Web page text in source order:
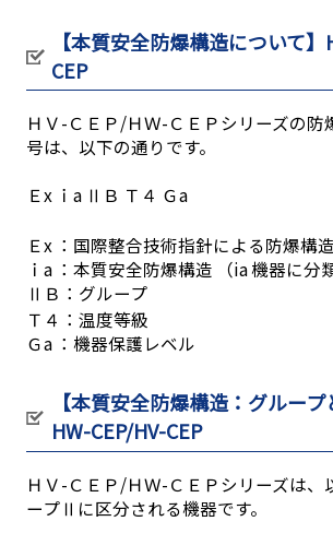
【本質安全防爆構造について
CEP
ＨＶ-ＣＥＰ/ＨＷ-ＣＥＰシリーズの防
号は、以下の通りです。
Ｅx ｉa ⅡＢ Ｔ４ Ｇa
Ｅx ：国際整合技術指針による防爆構造
ｉa ：本質安全防爆構造 （ia 機器に分類
ⅡＢ：グループ
Ｔ４：温度等級
Ｇa ：機器保護レベル
【本質安全防爆構造：グループ
HW-CEP/HV-CEP
ＨＶ-ＣＥＰ/ＨＷ-ＣＥＰシリーズは、
ープⅡに区分される機器です。